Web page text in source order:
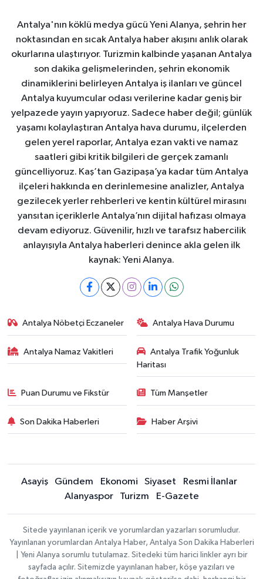
Antalya'nın köklü medya gücü Yeni Alanya, şehrin her
noktasından en sıcak Antalya haber akışını anlık olarak
okurlarına ulaştırıyor. Turizmin kalbinde yaşanan Antalya
son dakika gelişmelerinden, şehrin ekonomik
dinamiklerini belirleyen Antalya iş ilanları ve güncel
Antalya kuyumcular odası verilerine kadar geniş bir
yelpazede yayın yapıyoruz. Sadece haber değil; günlük
yaşamı kolaylaştıran Antalya hava durumu, ilçelerden
gelen yerel raporlar, Antalya ezan vakti ve namaz
saatleri gibi kritik bilgileri de gerçek zamanlı
güncelliyoruz. Kaş’tan Gazipaşa’ya kadar tüm Antalya
ilçeleri hakkında en derinlemesine analizler, Antalya
gezilecek yerler rehberleri ve kentin kültürel mirasını
yansıtan içeriklerle Antalya’nın dijital hafızası olmaya
devam ediyoruz. Güvenilir, hızlı ve tarafsız habercilik
anlayışıyla Antalya haberleri denince akla gelen ilk
kaynak: Yeni Alanya.
Antalya Nöbetçi Eczaneler Antalya Hava Durumu
Antalya Namaz Vakitleri
Antalya Trafik Yoğunluk
Haritası
Puan Durumu ve Fikstür Tüm Manşetler
Son Dakika Haberleri Haber Arşivi
Asayiş Gündem Ekonomi Siyaset
Resmi İlanlar
Alanyaspor
Turizm E-Gazete
Sitede yayınlanan içerik ve yorumlardan yazarları sorumludur.
Yayınlanan yorumlardan Antalya Haber, Antalya Son Dakika Haberleri
| Yeni Alanya sorumlu tutulamaz. Sitedeki tüm harici linkler ayrı bir
sayfada açılır. Sitemizde yayınlanan haber, köşe yazıları ve